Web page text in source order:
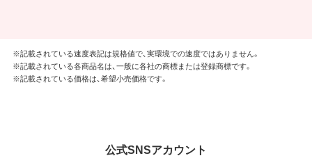
※記載されている速度表記は規格値で、実環境での速度ではありません。
※記載されている各商品名は、一般に各社の商標または登録商標です。
※記載されている価格は、希望小売価格です。
公式SNSアカウント